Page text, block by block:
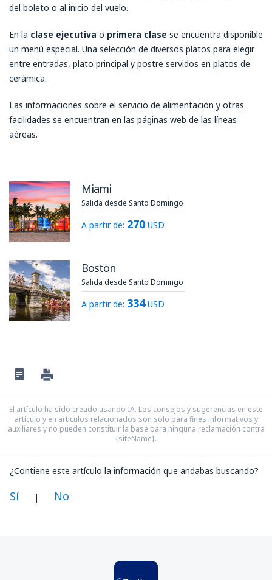
del boleto o al inicio del vuelo.
En la clase ejecutiva o primera clase se encuentra disponible
un menú especial. Una selección de diversos platos para elegir
entre entradas, plato principal y postre servidos en platos de
cerámica.
Las informaciones sobre el servicio de alimentación y otras
facilidades se encuentran en las páginas web de las líneas
aéreas.
Miami
Salida desde Santo Domingo
A partir de: 270 USD
Boston
Salida desde Santo Domingo
A partir de: 334 USD
El artículo ha sido creado usando IA. Los consejos y sugerencias en este
artículo y en artículos relacionados son solo para fines informativos y
auxiliares y no pueden constituir la base para ninguna reclamación contra
{siteName}.
¿Contiene este artículo la información que andabas buscando?
Sí | No
Contiene información incorrecta